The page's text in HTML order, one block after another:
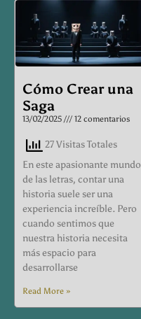
Cómo Crear una
Saga
13/02/2025 12 comentarios
27 Visitas Totales
En este apasionante mundo
de las letras, contar una
historia suele ser una
experiencia increíble. Pero
cuando sentimos que
nuestra historia necesita
más espacio para
desarrollarse
Read More »